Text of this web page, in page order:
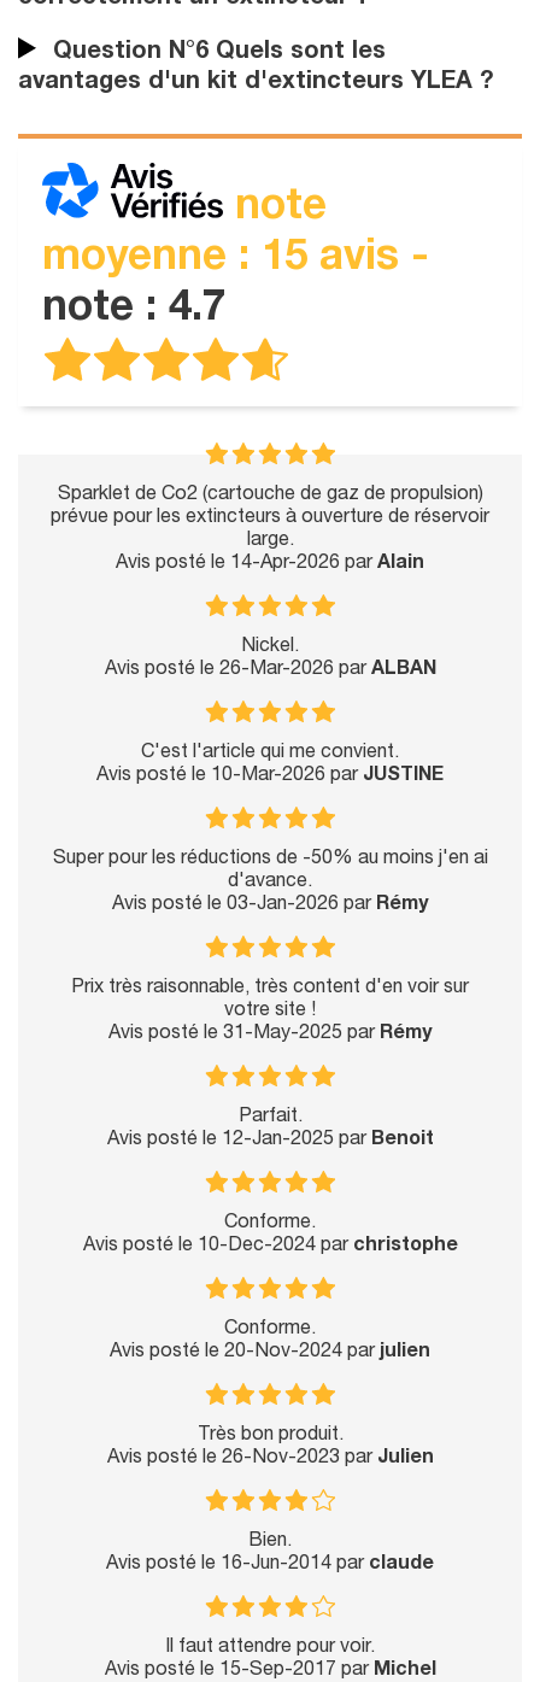
Question N°6 Quels sont les
avantages d'un kit d'extincteurs YLEA ?
note
moyenne : 15 avis -
note : 4.7
Sparklet de Co2 (cartouche de gaz de propulsion)
prévue pour les extincteurs à ouverture de réservoir
large.
Avis posté le 14-Apr-2026 parAlain
Nickel.
Avis posté le 26-Mar-2026 parALBAN
C'est l'article qui me convient.
Avis posté le 10-Mar-2026 par JUSTINE
Super pour les réductions de -50% au moins j'en ai
d'avance.
Avis posté le 03-Jan-2026 par Rémy
Prix très raisonnable, très content d'en voir sur
votre site !
Avis posté le 31-May-2025 par Rémy
Parfait.
Avis posté le 12-Jan-2025 par Benoit
Conforme.
Avis posté le 10-Dec-2024 par christophe
Conforme.
Avis posté le 20-Nov-2024 parjulien
Très bon produit.
Avis posté le 26-Nov-2023 par Julien
Bien.
Avis posté le 16-Jun-2014 par claude
Il faut attendre pour voir.
Avis posté le 15-Sep-2017 par Michel